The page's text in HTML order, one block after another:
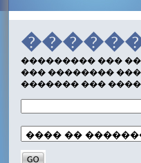
��������� ���
��� ��������
������� ���